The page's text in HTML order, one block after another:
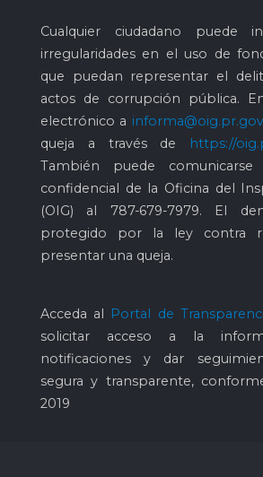
Cualquier ciudadano puede
irregularidades en el uso de
que puedan representar el
actos de corrupción pública.
electrónico a informa@oig.pr.gov
queja a través de
https://
También puede
confidencial de la Oficina del
(OIG) al 787-679-7979. El
protegido por la ley contra
presentar una queja.
Acceda al Portal de
solicitar acceso a la
notificaciones y dar
segura y transparente,
2019